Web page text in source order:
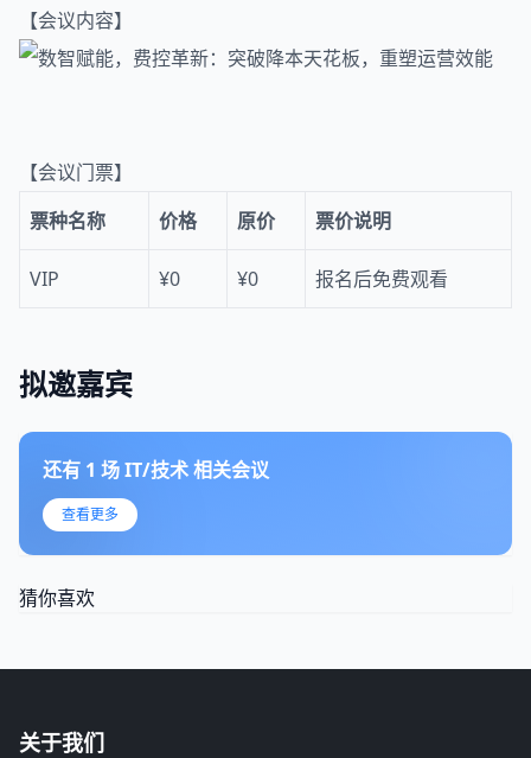
【会议内容】
【会议门票】
票种名称
价格 原价 票价说明
VIP ¥0 ¥0 报名后免费观看
拟邀嘉宾
还有 1 场IT/技术相关会议
查看更多
猜你喜欢
关于我们